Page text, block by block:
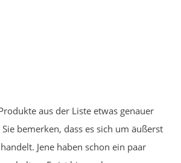
aus der Liste etwas genauer
bemerken, dass es sich um äußerst
Jene haben schon ein paar